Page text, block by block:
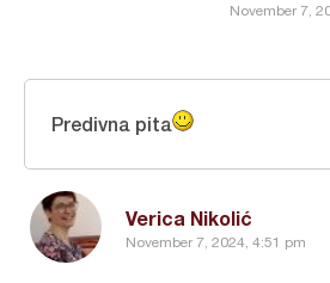
November 7,
Verica Nikolić
November 7, 2024, 4:51 pm
Predivna pita